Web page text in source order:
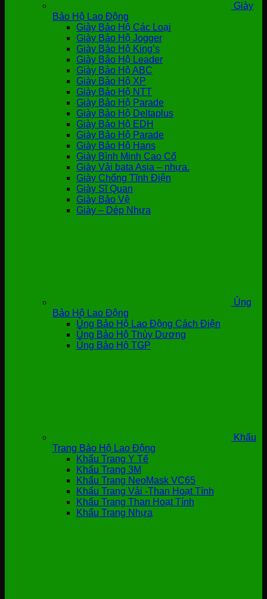
Giày
Bảo Hộ Lao Động
Giày Bảo Hộ Các Loại
Giày Bảo Hộ Jogger
Giày Bảo Hộ King’s
Giày Bảo Hộ Leader
Giày Bảo Hộ ABC
Giày Bảo Hộ XP
Giày Bảo Hộ NTT
Giày Bảo Hộ Parade
Giày Bảo Hộ Deltaplus
Giày Bảo Hộ EDH
Giày Bảo Hộ Parade
Giày Bảo Hộ Hans
Giày Bình Minh Cao Cổ
Giày Vải bata Asia – nhựa.
Giày Chống Tĩnh Điện
Giày Sĩ Quan
Giày Bảo Vệ
Giày – Dép Nhựa
Ủng
Bảo Hộ Lao Động
Ủng Bảo Hộ Lao Động Cách Điện
Ủng Bảo Hộ Thùy Dương
Ủng Bảo Hộ TGP
Khẩu
Trang Bảo Hộ Lao Động
Khẩu Trang Y Tế
Khẩu Trang 3M
Khẩu Trang NeoMask VC65
Khẩu Trang Vải -Than Hoạt Tính
Khẩu Trang Than Hoạt Tính
Khẩu Trang Nhựa